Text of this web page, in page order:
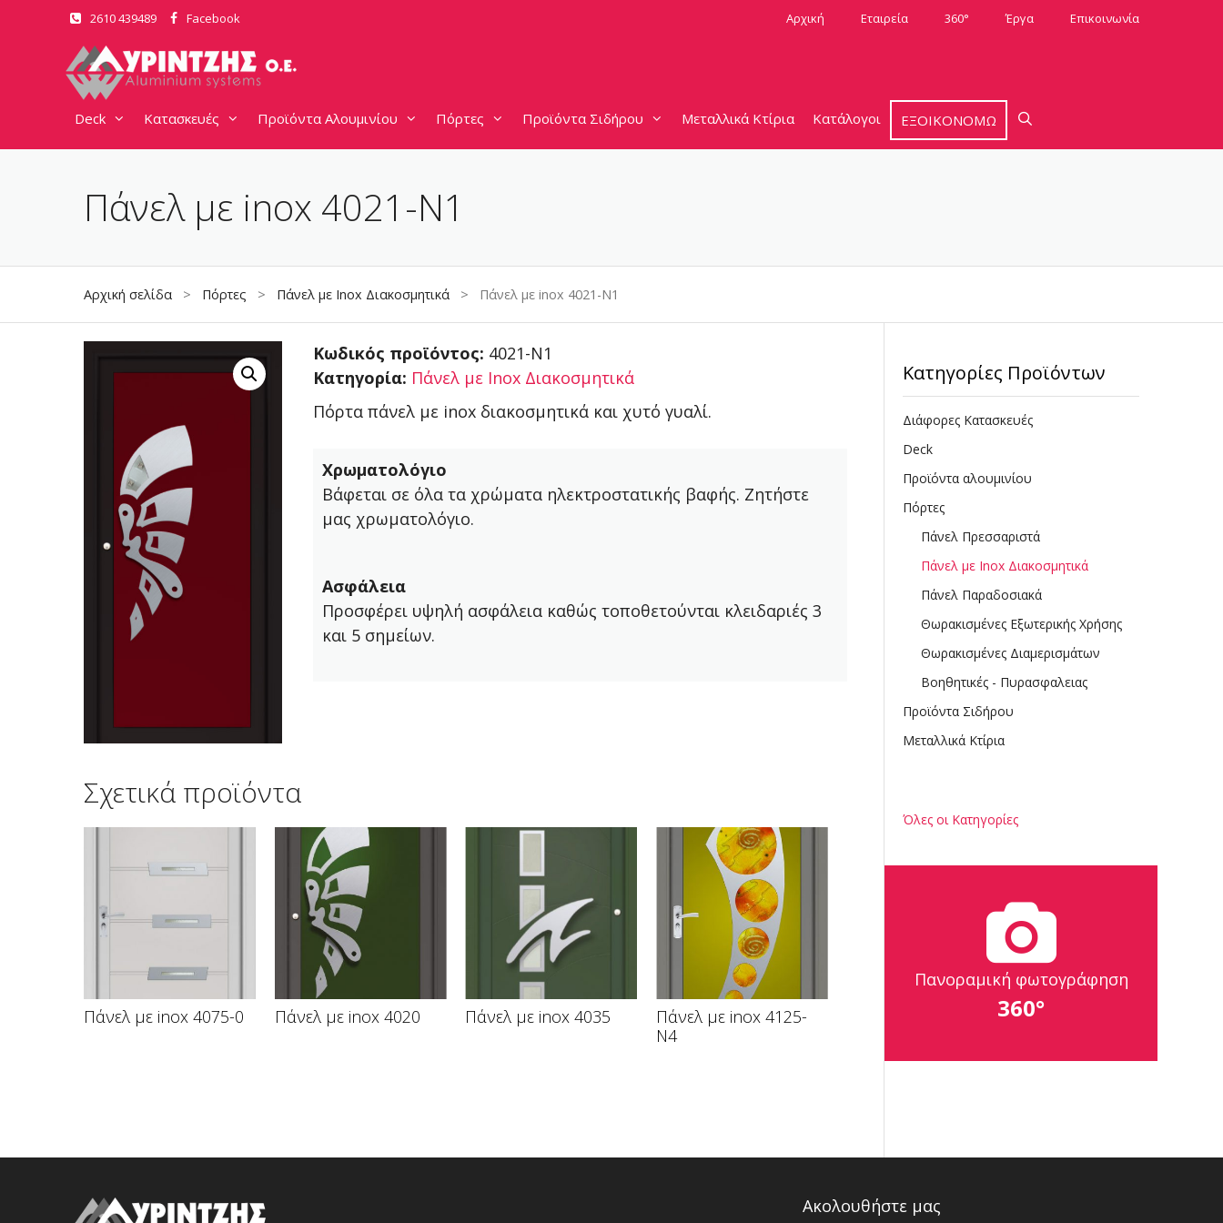
Μετάβαση
περιεχόμενο
2610 439489 Facebook Αρχική Εταιρεία 360° Έργα Επικοινωνία
Deck Κατασκευές Προϊόντα Αλουμινίου Πόρτες Προϊόντα Σιδήρου Μεταλλικά Κτίρια Κατάλογοι ΕΞΟΙΚΟΝΟΜΩ
Πάνελ με inox 4021-N1
Αρχική σελίδα > Πόρτες > Πάνελ με Inox Διακοσμητικά > Πάνελ με inox 4021-N1
Κωδικός προϊόντος: 4021-N1
Κατηγορία: Πάνελ με Inox Διακοσμητικά
Πόρτα πάνελ με inox διακοσμητικά και χυτό γυαλί.
Χρωματολόγιο
Βάφεται σε όλα τα χρώματα ηλεκτροστατικής βαφής. Ζητήστε
μας χρωματολόγιο.
Ασφάλεια
Προσφέρει υψηλή ασφάλεια καθώς τοποθετούνται κλειδαριές 3
και 5 σημείων.
Σχετικά προϊόντα
Πάνελ με inox 4075-0 Πάνελ με inox 4020 Πάνελ με inox 4035
Πάνελ με inox 4125-
N4
Κατηγορίες Προϊόντων
Διάφορες Κατασκευές
Deck
Προϊόντα αλουμινίου
Πόρτες
Πάνελ Πρεσσαριστά
Πάνελ με Inox Διακοσμητικά
Πάνελ Παραδοσιακά
Θωρακισμένες Εξωτερικής Χρήσης
Θωρακισμένες Διαμερισμάτων
Βοηθητικές - Πυρασφαλειας
Προϊόντα Σιδήρου
Μεταλλικά Κτίρια
Όλες οι Κατηγορίες
Πανοραμική φωτογράφηση
360°
Ακολουθήστε μας